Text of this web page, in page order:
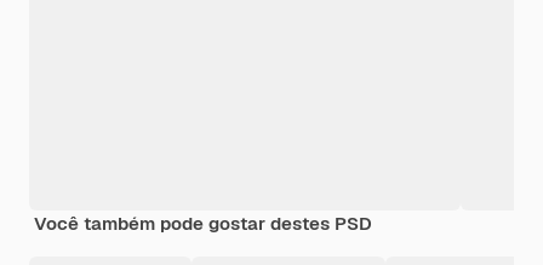
Você também pode gostar destes PSD